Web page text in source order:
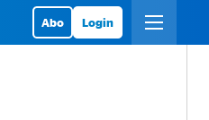
Abo Login